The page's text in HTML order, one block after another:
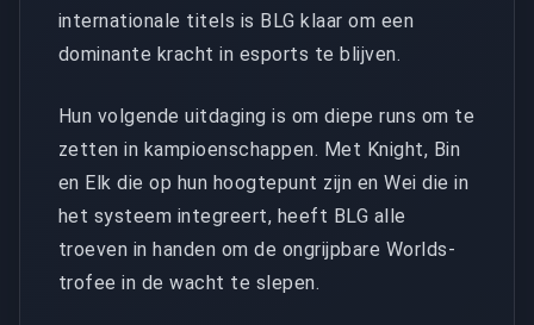
internationale titels is BLG klaar om een
dominante kracht in esports te blijven.
Hun volgende uitdaging is om diepe runs om te
zetten in kampioenschappen. Met Knight, Bin
en Elk die op hun hoogtepunt zijn en Wei die in
het systeem integreert, heeft BLG alle
troeven in handen om de ongrijpbare Worlds-
trofee in de wacht te slepen.